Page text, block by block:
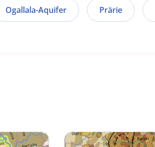
Ogallala-Aquifer Prärie